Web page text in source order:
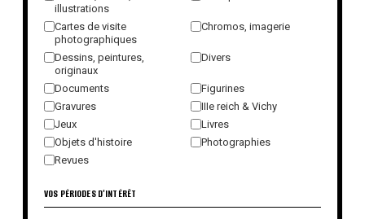
illustrations
Cartes de visite
photographiques
Chromos, imagerie
Dessins, peintures,
originaux
Divers
Documents
Figurines
Gravures
IIIe reich & Vichy
Jeux
Livres
Objets d'histoire
Photographies
Revues
VOS PÉRIODES D'INTÉRÊT